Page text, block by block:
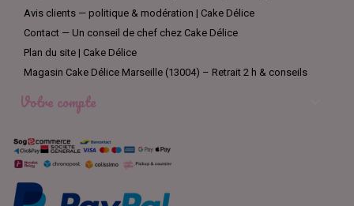
Avis clients — politique & modération | Cake Délice
Contact — Un conseil de chef chez Cake Délice
Plan du site | Cake Délice
Magasin Cake Délice Marseille (13004) – Retrait 2 h & conseils
Votre compte